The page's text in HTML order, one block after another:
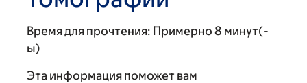
Время для прочтения: Примерно 8 минут(-
ы)
Эта информация поможет вам